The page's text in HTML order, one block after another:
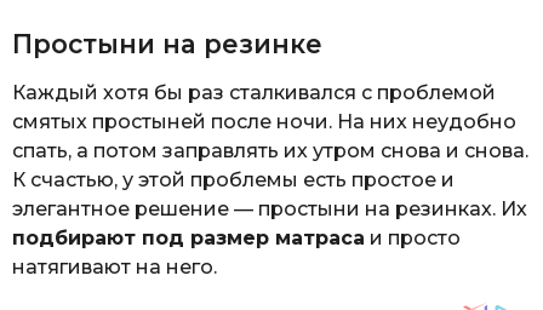
Простыни на резинке
Каждый хотя бы раз сталкивался с проблемой
смятых простыней после ночи. На них неудобно
спать, а потом заправлять их утром снова и снова.
К счастью, у этой проблемы есть простое и
элегантное решение — простыни на резинках. Их
подбирают под размер матраса и просто
натягивают на него.